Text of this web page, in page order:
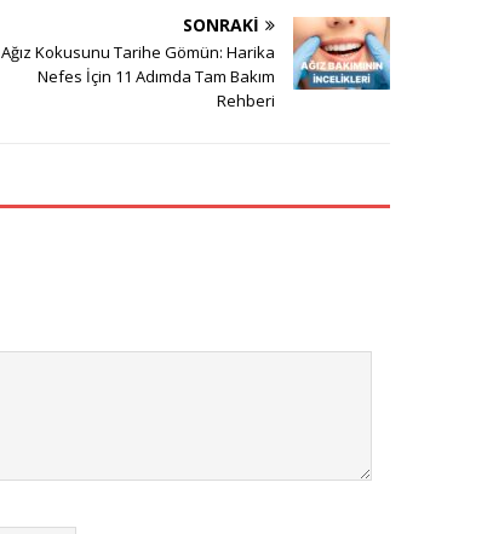
SONRAKI
Ağız Kokusunu Tarihe Gömün: Harika
Nefes İçin 11 Adımda Tam Bakım
Rehberi